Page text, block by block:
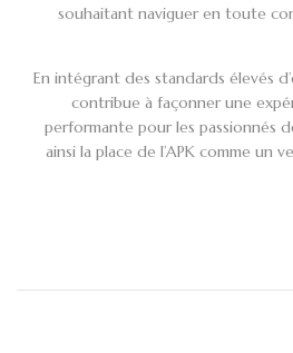
souhaitant naviguer en toute
En intégrant des standards élevés
contribue à façonner une
performante pour les passionnés
ainsi la place de l’APK comme un